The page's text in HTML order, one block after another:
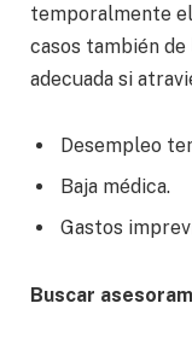
temporalmente
casos también
adecuada si
Desempleo
Baja médica.
Gastos
Buscar